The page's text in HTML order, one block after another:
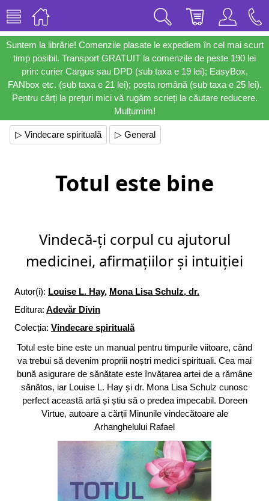
Suntem la librărie! Comenzile plasate le expediem în cel mai scurt
timp posibil. Transport GRATUIT la comenzile de peste 190 lei
prin: curier Cargus sau DPD (sub taxa e 19 lei); EasyBox,
FANbox etc. (sub taxa e 21 lei); poșta română (sub taxa e 25 lei).
Pentru cărți la prețuri mici vă rugăm scrieți la căutare reducere.
Mulțumim!
▷ Vindecare spirituală ▷ General
Totul este bine
Vindecă-ți corpul cu ajutorul
medicinei, afirmațiilor și intuiției
Autor(i): Louise L. Hay, Mona Lisa Schulz, dr.
Editura: Adevăr Divin
Colecția: Vindecare spirituală
Totul este bine este un manual pentru timpurile viitoare, când
va trebui să devenim propriii noștri medici spirituali. Cea mai
bună asigurare de sănătate este învățarea artei de a rămâne
sănătos, iar Louise L. Hay și dr. Mona Lisa Schulz cunosc
perfect această artă și știu să o predea impecabil. Doreen
Virtue, autoare a cărții Minunile vindecătoare ale
Arhanghelului Rafael